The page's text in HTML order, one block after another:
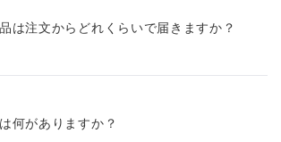
は注文からどれくらいで届きますか？
何がありますか？